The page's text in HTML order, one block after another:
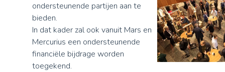
ondersteunende partijen aan te
bieden.
In dat kader zal ook vanuit Mars en
Mercurius een ondersteunende
financiële bijdrage worden
toegekend.